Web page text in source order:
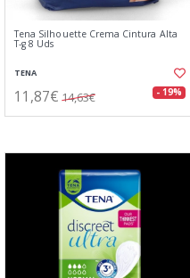
Tena Silhouette Crema Cintura Alta
T-g 8 Uds
TENA
11,87€ 14,63€ - 19%